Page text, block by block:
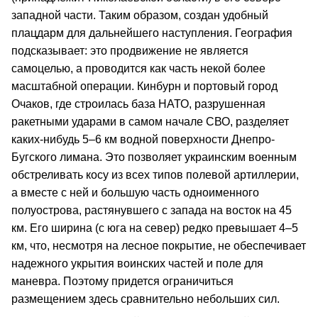
западной части. Таким образом, создан удобный
плацдарм для дальнейшего наступления. География
подсказывает: это продвижение не является
самоцелью, а проводится как часть некой более
масштабной операции. Кинбурн и портовый город
Очаков, где строилась база НАТО, разрушенная
ракетными ударами в самом начале СВО, разделяет
каких-нибудь 5–6 км водной поверхности Днепро-
Бугского лимана. Это позволяет украинским военным
обстреливать косу из всех типов полевой артиллерии,
а вместе с ней и большую часть одноименного
полуострова, растянувшего с запада на восток на 45
км. Его ширина (с юга на север) редко превышает 4–5
км, что, несмотря на лесное покрытие, не обеспечивает
надежного укрытия воинских частей и поле для
маневра. Поэтому придется ограничиться
размещением здесь сравнительно небольших сил.